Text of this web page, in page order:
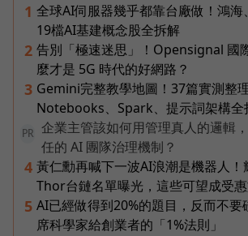
1 全球AI伺服器幾乎都靠台廠做！鴻
19檔AI基建概念股全拆解
2 告別「極速迷思」！Opensignal 國
麼才是 5G 時代的好網路？
3 Gemini完整教學地圖！37篇實測整
Notebooks、Spark、提示詞架構全
PR
企業主管該如何用管理真人的邏輯
任的 AI 團隊治理機制？
4 黃仁勳再喊下一波AI浪潮是機器人！
Thor台鏈名單曝光，這些可望成受
5 AI已經做得到20%的題目，反而不
席科學家給創業者的「1%法則」